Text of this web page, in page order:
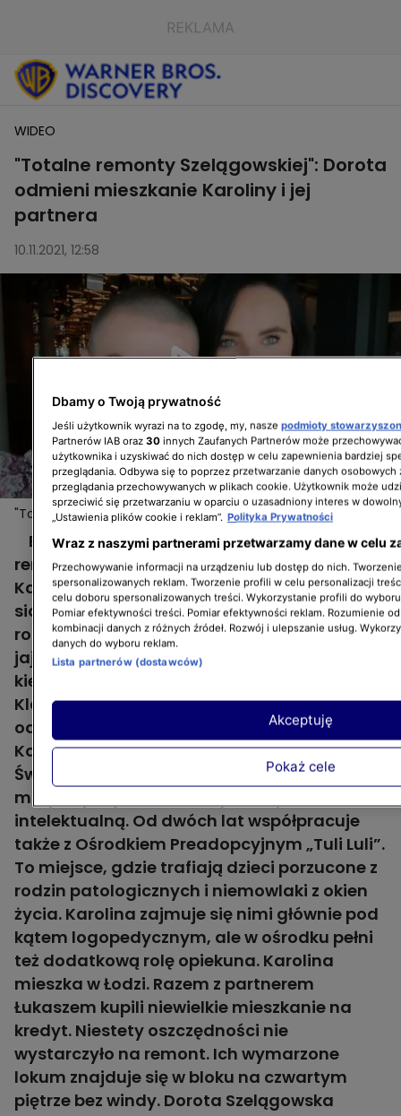
WIDEO
"Totalne remonty Szelągowskiej": Dorota
odmieni mieszkanie Karoliny i jej
partnera
10.11.2021, 12:58
"Totalne remonty Szelągowskiej": Dorota odmieni
Bohaterką 4. odcinka programu "Totalne
remonty Szelągowskiej" jest 34-letnia
Karolina, którą do programu zgłosiła starsza
siostra Klaudia. Ostatnio życie ich nie
rozpieszczało. Klaudia zachorowała na raka
jajnika. To właśnie siostra była przy niej,
kiedy najbardziej tego potrzebowała.
Klaudia chciała podziękować jej za pomoc,
oddanie i wsparcie podczas choroby.
Karolina pracuje w Fundacji „Kolorowy
Świat”, gdzie opiekuje się przede wszystkim
małymi pacjentami z niepełnosprawnością
intelektualną. Od dwóch lat współpracuje
także z Ośrodkiem Preadopcyjnym „Tuli Luli”.
To miejsce, gdzie trafiają dzieci porzucone z
rodzin patologicznych i niemowlaki z okien
życia. Karolina zajmuje się nimi głównie pod
kątem logopedycznym, ale w ośrodku pełni
też dodatkową rolę opiekuna. Karolina
mieszka w Łodzi. Razem z partnerem
Łukaszem kupili niewielkie mieszkanie na
kredyt. Niestety oszczędności nie
wystarczyło na remont. Ich wymarzone
lokum znajduje się w bloku na czwartym
piętrze bez windy. Dorota Szelągowska
Dbamy o Twoją prywatność
Jeśli użytkownik wyrazi na to zgodę, my, nasze podmioty
Partnerów IAB oraz 30 innych Zaufanych Partnerów może
użytkownika i uzyskiwać do nich dostęp w celu zapewnienia bardziej
przeglądania. Odbywa się to poprzez przetwarzanie danych osobowych
przeglądania przechowywanych w plikach cookie. Użytkownik może
sprzeciwić się przetwarzaniu w oparciu o uzasadniony interes w
„Ustawienia plików cookie i reklam”. Polityka Prywatności
Wraz z naszymi partnerami przetwarzamy dane w celu
Przechowywanie informacji na urządzeniu lub dostęp do nich.
spersonalizowanych reklam. Tworzenie profili w celu personalizacji
celu doboru spersonalizowanych treści. Wykorzystanie profili do
Pomiar efektywności treści. Pomiar efektywności reklam. Rozumienie
kombinacji danych z różnych źródeł. Rozwój i ulepszanie usług.
danych do wyboru reklam.
Lista partnerów (dostawców)
Pokaż cele
Akceptuję